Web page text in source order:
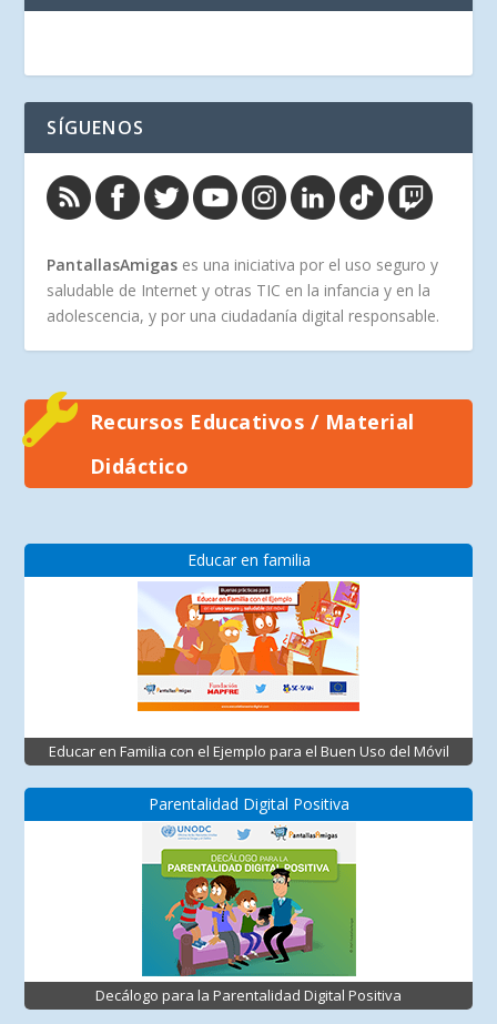
SÍGUENOS
PantallasAmigas es una iniciativa por el uso seguro y
saludable de Internet y otras TIC en la infancia y en la
adolescencia, y por una ciudadanía digital responsable.
Recursos Educativos / Material
Didáctico
Educar en familia
Educar en Familia con el Ejemplo para el Buen Uso del Móvil
Parentalidad Digital Positiva
Decálogo para la Parentalidad Digital Positiva